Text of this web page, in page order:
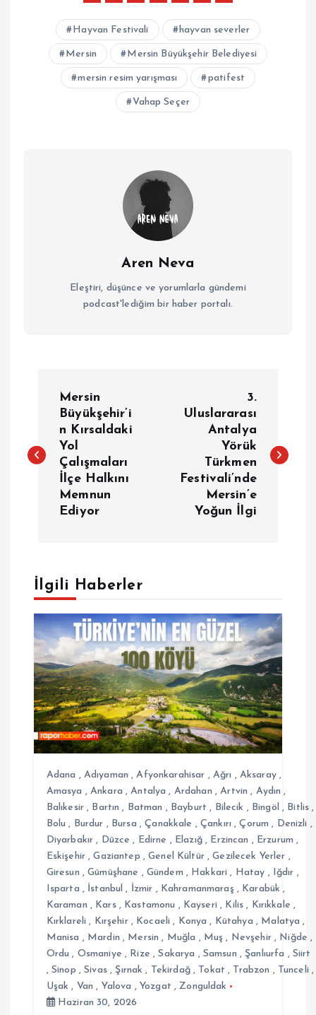
Hayvan Festivali hayvan severler
Mersin Mersin Büyükşehir Belediyesi
mersin resim yarışması patifest
Vahap Seçer
Aren Neva
Eleştiri, düşünce ve yorumlarla gündemi
podcast'lediğim bir haber portalı.
z
z
n
m
e
Mersin
Büyükşehir’i
n Kırsaldaki
Yol
Çalışmaları
İlçe Halkını
Memnun
Ediyor
3.
Uluslararası
Antalya
Yörük
Türkmen
Festivali’nde
Mersin’e
Yoğun İlgi
İlgili Haberler
Adana , Adıyaman ,Afyonkarahisar , Ağrı , Aksaray,
Amasya ,Ankara ,Antalya , Ardahan ,Artvin , Aydın ,
Balıkesir , Bartın , Batman , Bayburt , Bilecik , Bingöl , Bitlis ,
Bolu , Burdur , Bursa ,Çanakkale , Çankırı ,Çorum , Denizli ,
Diyarbakır , Düzce , Edirne , Elazığ, Erzincan , Erzurum ,
Eskişehir ,Gaziantep ,Genel Kültür,Gezilecek Yerler ,
Giresun ,Gümüşhane , Gündem , Hakkari , Hatay , Iğdır ,
Isparta , İstanbul , İzmir , Kahramanmaraş , Karabük ,
Karaman , Kars, Kastamonu , Kayseri , Kilis , Kırıkkale ,
Kırklareli , Kırşehir, Kocaeli , Konya , Kütahya , Malatya ,
Manisa , Mardin , Mersin , Muğla , Muş , Nevşehir, Niğde ,
Ordu , Osmaniye , Rize ,Sakarya , Samsun , Şanlıurfa , Siirt
,Sinop ,Sivas, Şırnak , Tekirdağ, Tokat , Trabzon , Tunceli ,
Uşak , Van , Yalova , Yozgat ,Zonguldak
Haziran 30, 2026